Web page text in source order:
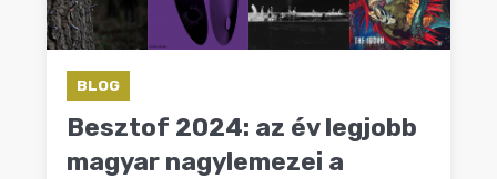
MÁSVILÁG
BLOGBLOG
Besztof 2024: az év legjobb
magyar nagylemezei a